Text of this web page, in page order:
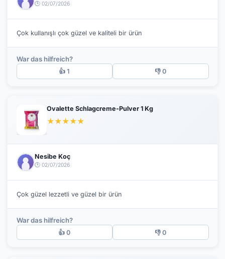
🕒 02/07/2026
Çok kullanışlı çok güzel ve kaliteli bir ürün
War das hilfreich?
👍 1 👎 0
Ovalette Schlagcreme-Pulver 1 Kg
★★★★★
Nesibe Koç
🕒 02/07/2026
Çok güzel lezzetli ve güzel bir ürün
War das hilfreich?
👍 0 👎 0